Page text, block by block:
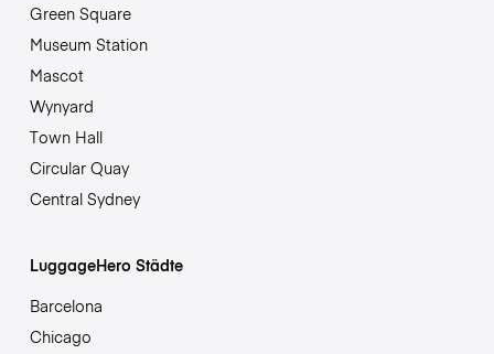
Green Square
Museum Station
Mascot
Wynyard
Town Hall
Circular Quay
Central Sydney
LuggageHero Städte
Barcelona
Chicago